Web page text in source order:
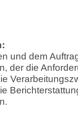
und dem
der die